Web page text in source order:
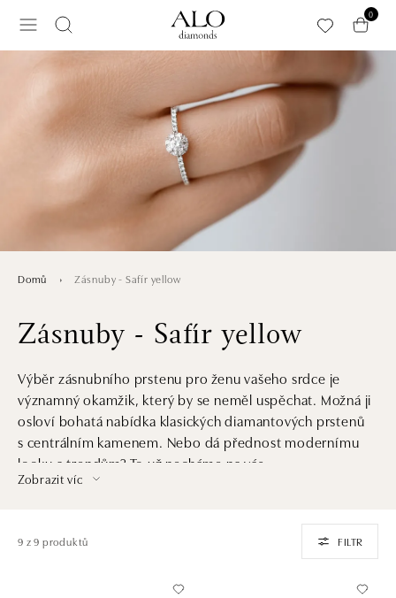
0
Domů Zásnuby - Safír yellow
Zásnuby - Safír yellow
Výběr zásnubního prstenu pro ženu vašeho srdce je
významný okamžik, který by se neměl uspěchat. Možná ji
osloví bohatá nabídka klasických diamantových prstenů
s centrálním kamenem. Nebo dá přednost modernímu
looku a trendům? To už necháme na vás.
Zobrazit víc
9 z 9 produktů FILTR